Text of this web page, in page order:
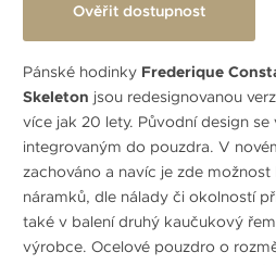
Ověřit dostupnost
Pánské hodinky Frederique
Skeleton jsou redesignovanou
více jak 20 lety. Původní design
integrovaným do pouzdra. V
zachováno a navíc je zde
náramků, dle nálady či okolností
také v balení druhý kaučukový
výrobce. Ocelové pouzdro o